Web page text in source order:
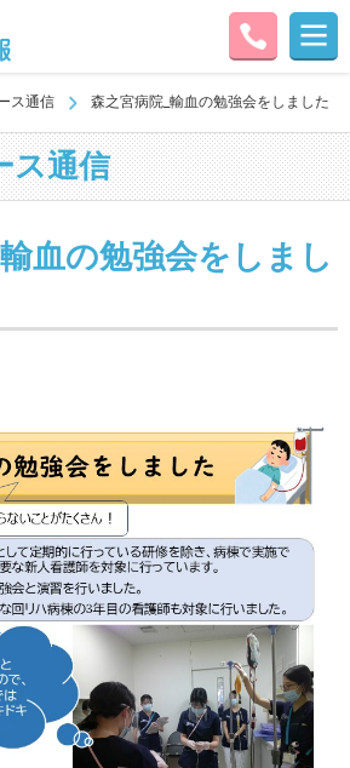
ス通信 森之宮病院_輸血の勉強会をしました
ス通信
血の勉強会をしまし